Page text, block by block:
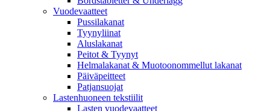
Vuodevaatteet
Pussilakanat
Tyynyliinat
Aluslakanat
Peitot & Tyynyt
Helmalakanat & Muotoonommellut lakanat
Päiväpeitteet
Patjansuojat
Lastenhuoneen tekstiilit
Lasten vuodevaatteet